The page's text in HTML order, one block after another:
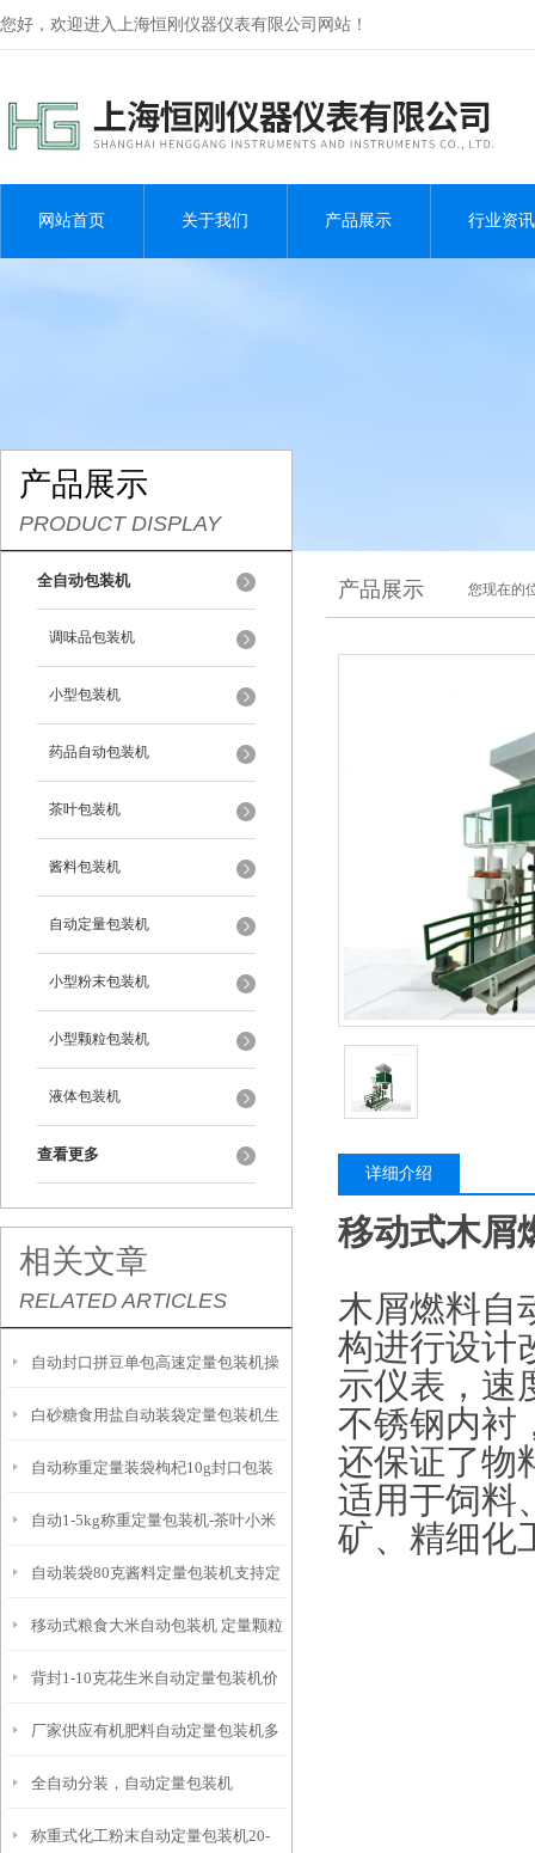
您好，欢迎进入上海恒刚仪器仪表有限公司网站！
网站首页 关于我们 产品展示 行业资讯
产品展示
PRODUCT DISPLAY
全自动包装机
调味品包装机
小型包装机
药品自动包装机
茶叶包装机
酱料包装机
自动定量包装机
小型粉末包装机
小型颗粒包装机
液体包装机
查看更多
相关文章
RELATED ARTICLES
自动封口拼豆单包高速定量包装机操
作简单
白砂糖食用盐自动装袋定量包装机生
产厂家
自动称重定量装袋枸杞10g封口包装
一体机
自动1-5kg称重定量包装机-茶叶小米
装袋设备
自动装袋80克酱料定量包装机支持定
制
移动式粮食大米自动包装机 定量颗粒
包装机价格
背封1-10克花生米自动定量包装机价
格厂家供应有机肥料自动定量包装机多
少钱
全自动分装，自动定量包装机
称重式化工粉末自动定量包装机20-
产品展示 您现在的
详细介绍
移动式木屑
木屑燃料自
构进行设计
示仪表，速
不锈钢内衬
还保证了物
适用于饲料
矿、精细化